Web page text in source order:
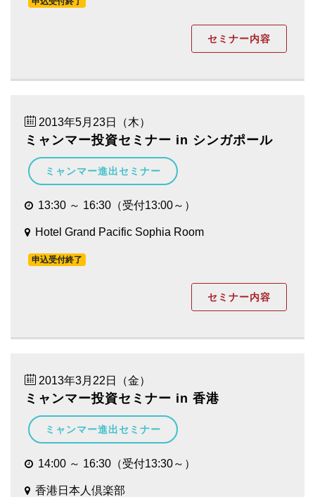
セミナー内容
2013年5月23日（木）
ミャンマー投資セミナー in シンガポール
ミャンマー進出セミナー
13:30 ～ 16:30（受付13:00～）
Hotel Grand Pacific Sophia Room
申込受付終了
セミナー内容
2013年3月22日（金）
ミャンマー投資セミナー in 香港
ミャンマー進出セミナー
14:00 ～ 16:30（受付13:30～）
香港日本人倶楽部